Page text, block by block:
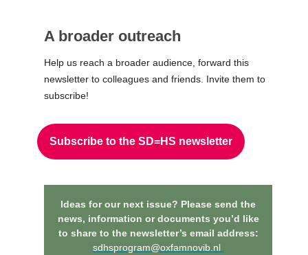
A broader outreach
Help us reach a broader audience, forward this
newsletter to colleagues and friends. Invite them to
subscribe!
Subscribe to the SD=HS newsletter
Ideas for our next issue? Please send the
news, information or documents you’d like
to share to the newsletter’s email address:
sdhsprogram@oxfamnovib.nl